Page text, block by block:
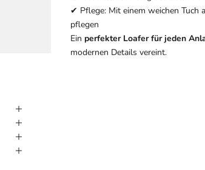
✔ Pflege: Mit einem weichen Tuch
pflegen
Ein perfekter Loafer für jeden
modernen Details vereint.